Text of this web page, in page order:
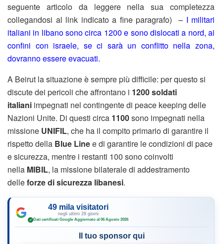
seguente articolo da leggere nella sua completezza
collegandosi al link indicato a fine paragrafo) – I militari
italiani in libano sono circa 1200 e sono dislocati a nord, ai
confini con israele, se ci sarà un conflitto nella zona,
dovranno essere evacuati.
A Beirut la situazione è sempre più difficile: per questo si
discute dei pericoli che affrontano i 1200 soldati
italiani impegnati nel contingente di peace keeping delle
Nazioni Unite. Di questi circa 1100sono impegnati nella
missione UNIFIL, che ha il compito primario di garantire il
rispetto della Blue Linee di garantire le condizioni di pace
e sicurezza, mentre i restanti 100 sono coinvolti
nella MIBIL, la missione bilaterale di addestramento
delleforze di sicurezza libanesi.
49 mila visitatori
negli ultimi 28 giorni
✓ Dati certificati Google·Aggiornato al 06 Agosto 2026
Il tuo sponsor qui